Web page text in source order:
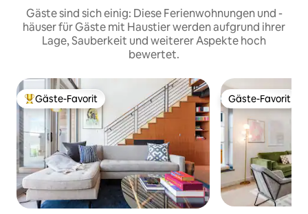
Gäste sind sich einig: Diese Ferienwohnungen und -
häuser für Gäste mit Haustier werden aufgrund ihrer
Lage, Sauberkeit und weiterer Aspekte hoch
bewertet.
Beliebter Gäste-Favorit.
Gäste-Favorit Gäste-Favorit
Gäste-Favorit